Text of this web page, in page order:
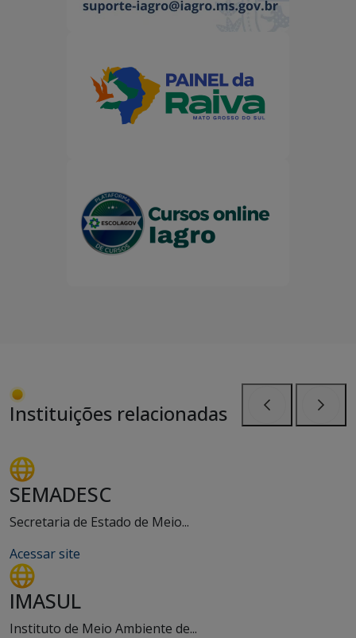
Instituições relacionadas
SEMADESC
Secretaria de Estado de Meio...
Acessar site
IMASUL
Instituto de Meio Ambiente de...